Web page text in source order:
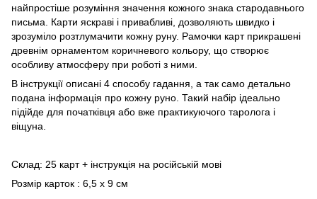
найпростіше розуміння значення кожного знака стародавнього
письма. Карти яскраві і привабливі, дозволяють швидко і
зрозуміло розтлумачити кожну руну. Рамочки карт прикрашені
древнім орнаментом коричневого кольору, що створює
особливу атмосферу при роботі з ними.
В інструкції описані 4 способу гадання, а так само детально
подана інформація про кожну руно. Такий набір ідеально
підійде для початківця або вже практикуючого таролога і
віщуна.
Склад: 25 карт + інструкція на російській мові
Розмір карток : 6,5 х 9 см